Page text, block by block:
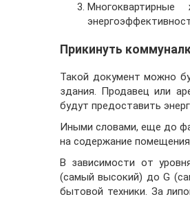
Прикинуть
Такой документ можно
здания. Продавец или
будут предоставить
Иными словами, еще до
на содержание
В зависимости от
(самый высокий) до G
бытовой техники. За